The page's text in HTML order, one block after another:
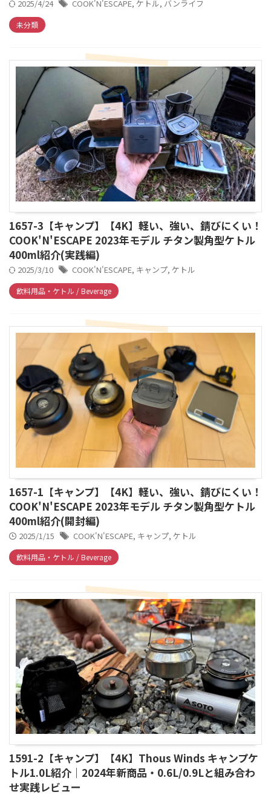
2025/4/24 COOK'N'ESCAPE, ケトル, バンライフ
未分類
1657-3【キャンプ】【4K】軽い、強い、錆びにくい！
COOK'N'ESCAPE 2023年モデル チタン製角型ケトル
400ml紹介(実践編)
2025/3/10 COOK'N'ESCAPE, キャンプ, ケトル
飲料用品・ケトル / Beverage
1657-1【キャンプ】【4K】軽い、強い、錆びにくい！
COOK'N'ESCAPE 2023年モデル チタン製角型ケトル
400ml紹介(開封編)
2025/1/15 COOK'N'ESCAPE, キャンプ, ケトル
飲料用品・ケトル / Beverage
1591-2【キャンプ】【4K】Thous Winds キャンプケ
トル1.0L紹介｜2024年新商品・0.6L/0.9Lと組み合わ
せ実践レビュー